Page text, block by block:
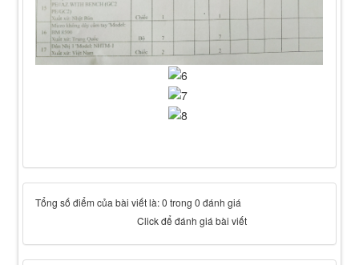
Tổng số điểm của bài viết là: 0 trong 0 đánh giá
Click để đánh giá bài viết